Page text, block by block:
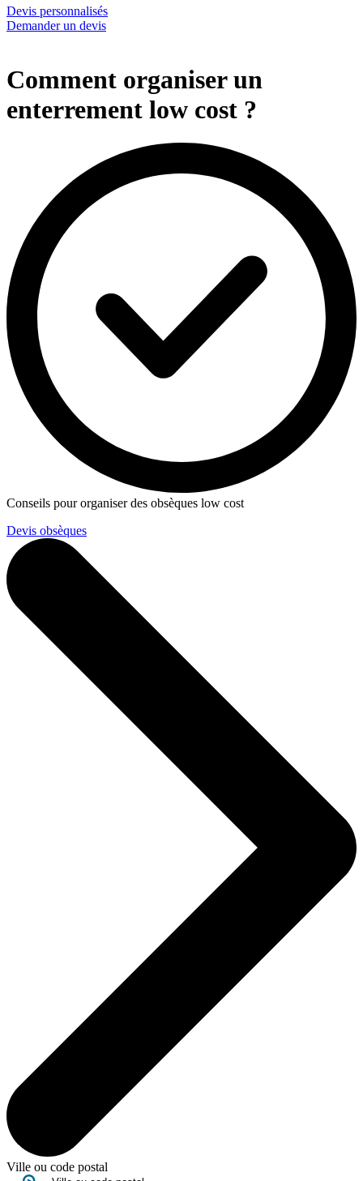
Devis personnalisés
Demander un devis
Comment organiser un
enterrement low cost ?
Conseils pour organiser des obsèques low cost
Devis obsèques
Ville ou code postal